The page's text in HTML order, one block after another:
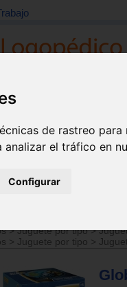
de rastreo
analizar el tráfico en
Configurar
>Juguete por tipo>
> Juguete por tipo >